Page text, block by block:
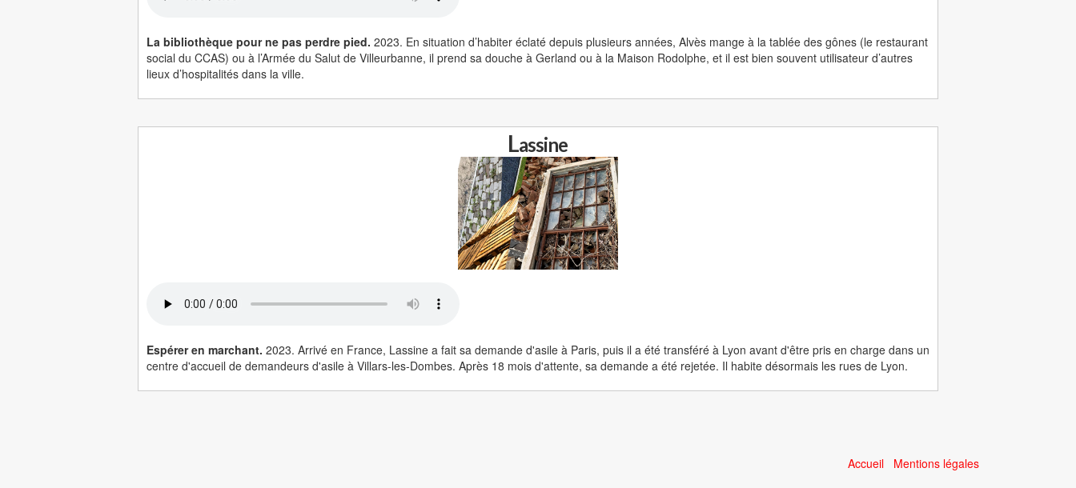
La bibliothèque pour ne pas perdre pied. 2023. En situation d’habiter éclaté depuis plusieurs années, Alvès mange à la tablée des gônes (le restaurant
social du CCAS) ou à l’Armée du Salut de Villeurbanne, il prend sa douche à Gerland ou à la Maison Rodolphe, et il est bien souvent utilisateur d’autres
lieux d’hospitalités dans la ville.
Lassine
Espérer en marchant. 2023. Arrivé en France, Lassine a fait sa demande d'asile à Paris, puis il a été transféré à Lyon avant d'être pris en charge dans un
centre d'accueil de demandeurs d'asile à Villars-les-Dombes. Après 18 mois d'attente, sa demande a été rejetée. Il habite désormais les rues de Lyon.
Accueil Mentions légales